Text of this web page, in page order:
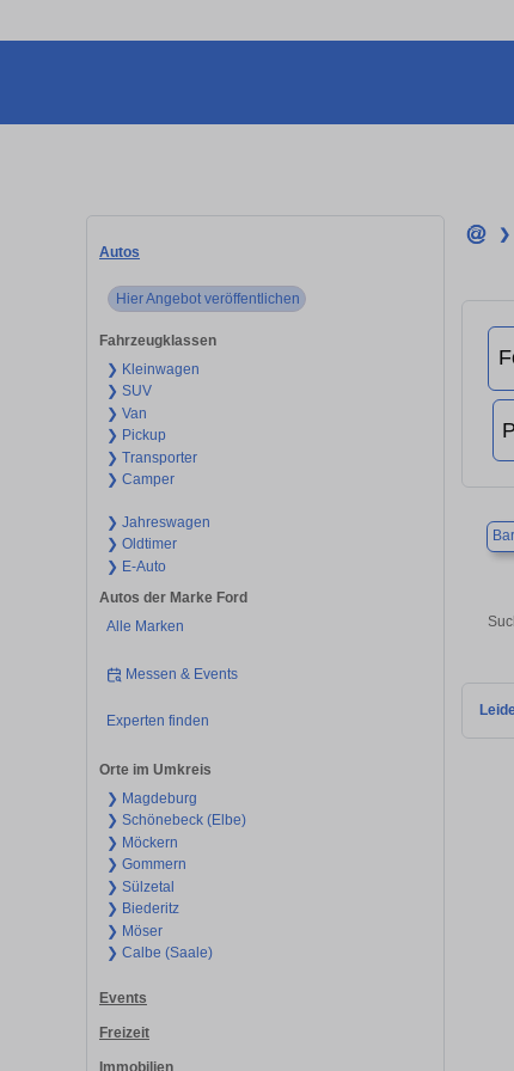
Autos
Hier Angebot veröffentlichen
Fahrzeugklassen
❯ Kleinwagen
❯ SUV
❯ Van
❯ Pickup
❯ Transporter
❯ Camper
❯ Jahreswagen
❯ Oldtimer
❯ E-Auto
Autos der Marke Ford
Alle Marken
Messen & Events
Experten finden
Orte im Umkreis
❯ Magdeburg
❯ Schönebeck (Elbe)
❯ Möckern
❯ Gommern
❯ Sülzetal
❯ Biederitz
❯ Möser
❯ Calbe (Saale)
Events
Freizeit
Immobilien
❯